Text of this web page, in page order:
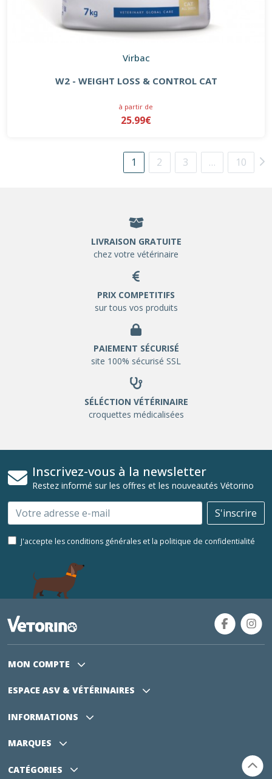
Virbac
W2 - WEIGHT LOSS & CONTROL CAT
à partir de
25.99€
1 2 3 … 10
LIVRAISON GRATUITE
chez votre vétérinaire
PRIX COMPETITIFS
sur tous vos produits
PAIEMENT SÉCURISÉ
site 100% sécurisé SSL
SÉLÉCTION VÉTÉRINAIRE
croquettes médicalisées
Inscrivez-vous à la newsletter
Restez informé sur les offres et les nouveautés Vétorino
Email S'inscrire
J'accepte les conditions générales et la politique de confidentialité
MON COMPTE
ESPACE ASV & VÉTÉRINAIRES
INFORMATIONS
MARQUES
CATÉGORIES